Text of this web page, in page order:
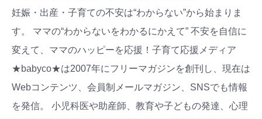
妊娠・出産・子育ての不安は“わからない”から始まりま
す。 ママの“わからないをわかるにかえて” 不安を自信に
変えて、ママのハッピーを応援！子育て応援メディア
★babyco★は2007年にフリーマガジンを創刊し、現在は
Webコンテンツ、会員制メールマガジン、SNSでも情報
を発信。 小児科医や助産師、教育や子どもの発達、心理